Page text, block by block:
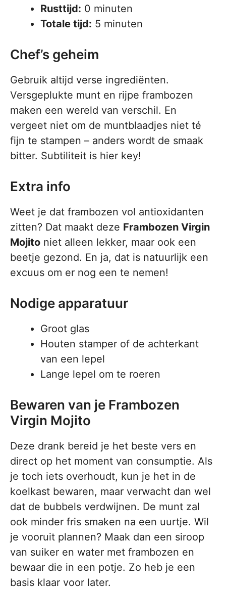
Rusttijd: 0 minuten
Totale tijd: 5 minuten
Chef’s geheim
Gebruik altijd verse ingrediënten.
Versgeplukte munt en rijpe frambozen
maken een wereld van verschil. En
vergeet niet om de muntblaadjes niet té
fijn te stampen – anders wordt de smaak
bitter. Subtiliteit is hier key!
Extra info
Weet je dat frambozen vol antioxidanten
zitten? Dat maakt deze Frambozen Virgin
Mojito niet alleen lekker, maar ook een
beetje gezond. En ja, dat is natuurlijk een
excuus om er nog een te nemen!
Nodige apparatuur
Groot glas
Houten stamper of de achterkant
van een lepel
Lange lepel om te roeren
Bewaren van je Frambozen
Virgin Mojito
Deze drank bereid je het beste vers en
direct op het moment van consumptie. Als
je toch iets overhoudt, kun je het in de
koelkast bewaren, maar verwacht dan wel
dat de bubbels verdwijnen. De munt zal
ook minder fris smaken na een uurtje. Wil
je vooruit plannen? Maak dan een siroop
van suiker en water met frambozen en
bewaar die in een potje. Zo heb je een
basis klaar voor later.